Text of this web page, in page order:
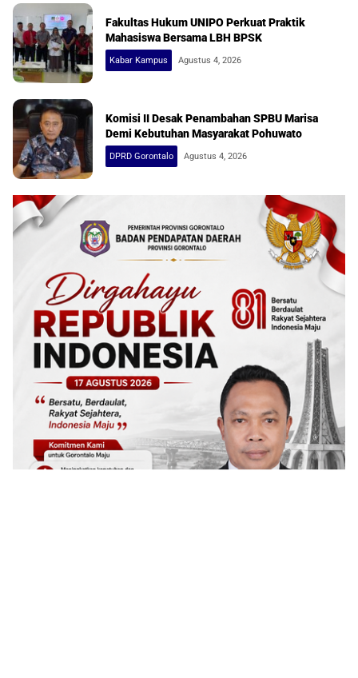
Fakultas Hukum UNIPO Perkuat Praktik
Mahasiswa Bersama LBH BPSK
Kabar Kampus Agustus 4, 2026
Komisi II Desak Penambahan SPBU Marisa
Demi Kebutuhan Masyarakat Pohuwato
DPRD Gorontalo Agustus 4, 2026